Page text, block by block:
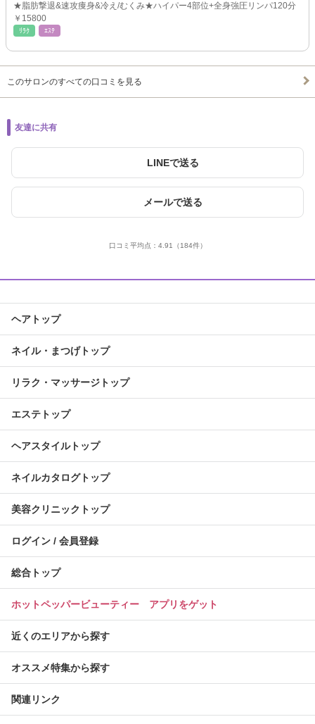
★脂肪撃退&速攻痩身&冷え/むくみ★ハイパー4部位+全身強圧リンパ120分
￥15800
ﾘﾗｸ ｴｽﾃ
このサロンのすべての口コミを見る
友達に共有
LINEで送る
メールで送る
口コミ平均点： 4.91 （184件）
ヘアトップ
ネイル・まつげトップ
リラク・マッサージトップ
エステトップ
ヘアスタイルトップ
ネイルカタログトップ
美容クリニックトップ
ログイン / 会員登録
総合トップ
ホットペッパービューティー アプリをゲット
近くのエリアから探す
オススメ特集から探す
関連リンク